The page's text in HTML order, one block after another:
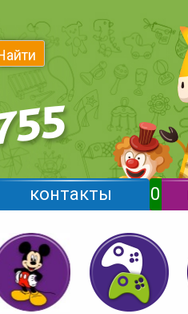
контакты 0